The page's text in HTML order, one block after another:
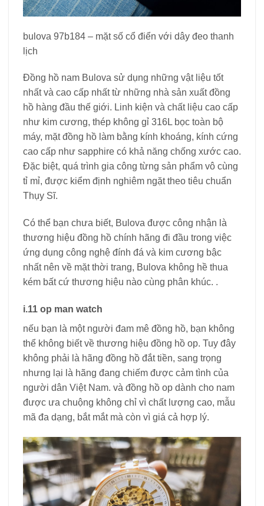
bulova 97b184 – mặt số cổ điển với dây đeo thanh
lịch
Đồng hồ nam Bulova sử dụng những vật liệu tốt
nhất và cao cấp nhất từ ​​những nhà sản xuất đồng
hồ hàng đầu thế giới. Linh kiện và chất liệu cao cấp
như kim cương, thép không gỉ 316L bọc toàn bộ
máy, mặt đồng hồ làm bằng kính khoáng, kính cứng
cao cấp như sapphire có khả năng chống xước cao.
Đặc biệt, quá trình gia công từng sản phẩm vô cùng
tỉ mỉ, được kiểm định nghiêm ngặt theo tiêu chuẩn
Thụy Sĩ.
Có thể bạn chưa biết, Bulova được công nhận là
thương hiệu đồng hồ chính hãng đi đầu trong việc
ứng dụng công nghệ đính đá và kim cương bậc
nhất nên về mặt thời trang, Bulova không hề thua
kém bất cứ thương hiệu nào cùng phân khúc. .
i.11 op man watch
nếu bạn là một người đam mê đồng hồ, bạn không
thể không biết về thương hiệu đồng hồ op. Tuy đây
không phải là hãng đồng hồ đắt tiền, sang trọng
nhưng lại là hãng đang chiếm được cảm tình của
người dân Việt Nam. và đồng hồ op dành cho nam
được ưa chuộng không chỉ vì chất lượng cao, mẫu
mã đa dạng, bắt mắt mà còn vì giá cả hợp lý.